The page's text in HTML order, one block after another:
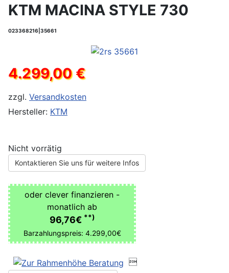
KTM MACINA STYLE 730
023368216|35661
4.299,00 €
zzgl. Versandkosten
Hersteller: KTM
Nicht vorrätig
Kontaktieren Sie uns für weitere Infos
oder clever finanzieren -
monatlich ab
96,76€ **)
Barzahlungspreis: 4.299,00€
